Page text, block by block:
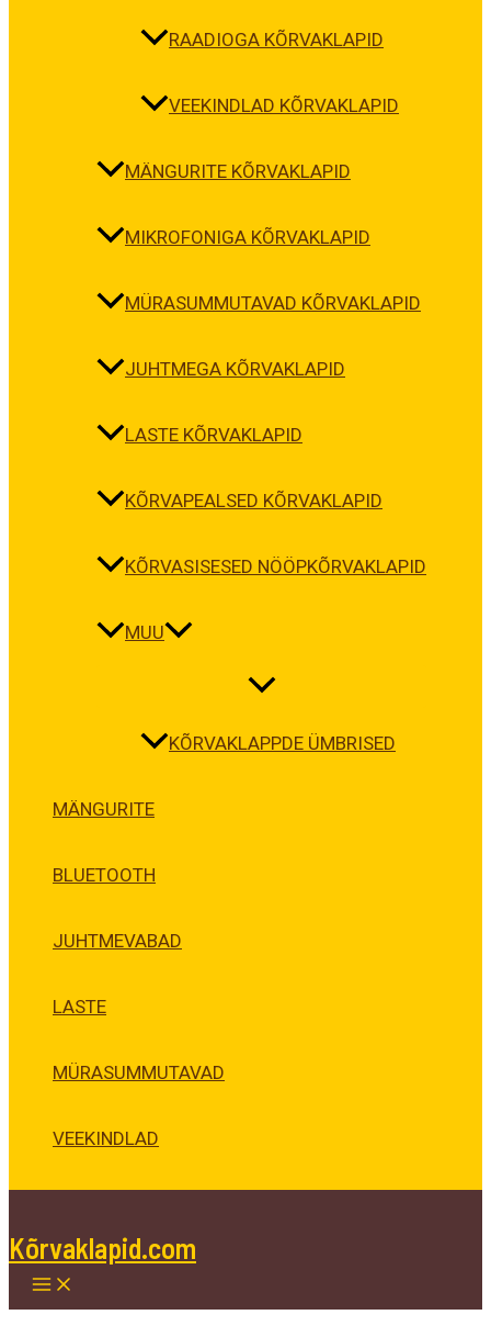
RAADIOGA KÕRVAKLAPID
VEEKINDLAD KÕRVAKLAPID
MÄNGURITE KÕRVAKLAPID
MIKROFONIGA KÕRVAKLAPID
MÜRASUMMUTAVAD KÕRVAKLAPID
JUHTMEGA KÕRVAKLAPID
LASTE KÕRVAKLAPID
KÕRVAPEALSED KÕRVAKLAPID
KÕRVASISESED NÖÖPKÕRVAKLAPID
MUU
KÕRVAKLAPPDE ÜMBRISED
MÄNGURITE
BLUETOOTH
JUHTMEVABAD
LASTE
MÜRASUMMUTAVAD
VEEKINDLAD
Kõrvaklapid.com